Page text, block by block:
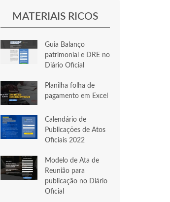
MATERIAIS RICOS
Guia Balanço
patrimonial e DRE no
Diário Oficial
Planilha folha de
pagamento em Excel
Calendário de
Publicações de Atos
Oficiais 2022
Modelo de Ata de
Reunião para
publicação no Diário
Oficial